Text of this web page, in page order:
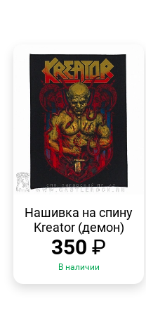
Нашивка на спину
Kreator (демон)
350 ₽
В наличии